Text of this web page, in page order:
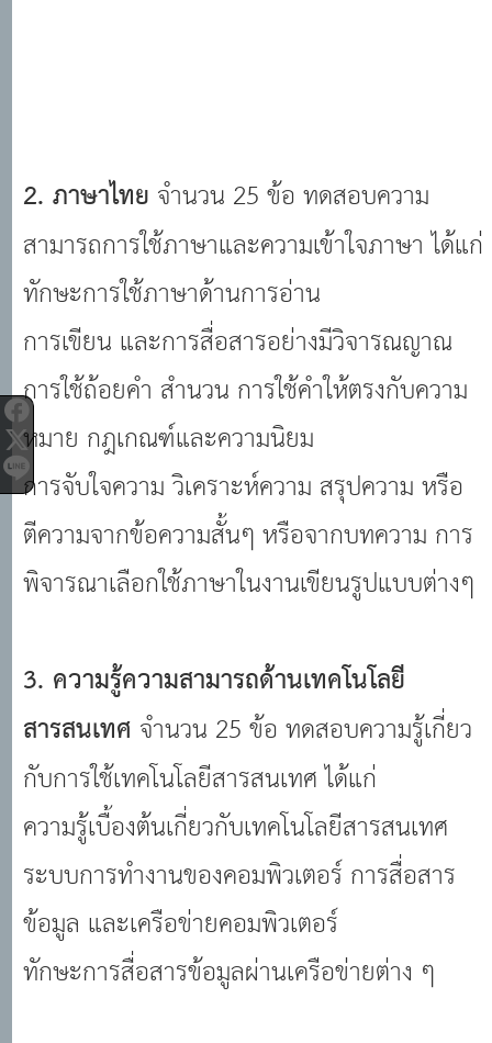
2. ภาษาไทย จำนวน 25 ข้อ ทดสอบความ
สามารถการใช้ภาษาและความเข้าใจภาษา ได้แก่
ทักษะการใช้ภาษาด้านการอ่าน
การเขียน และการสื่อสารอย่างมีวิจารณญาณ
การใช้ถ้อยคำ สำนวน การใช้คำให้ตรงกับความ
หมาย กฎเกณฑ์และความนิยม
การจับใจความ วิเคราะห์ความ สรุปความ หรือ
ตีความจากข้อความสั้นๆ หรือจากบทความ การ
พิจารณาเลือกใช้ภาษาในงานเขียนรูปแบบต่างๆ
3. ความรู้ความสามารถด้านเทคโนโลยี
สารสนเทศ จำนวน 25 ข้อ ทดสอบความรู้เกี่ยว
กับการใช้เทคโนโลยีสารสนเทศ ได้แก่
ความรู้เบื้องต้นเกี่ยวกับเทคโนโลยีสารสนเทศ
ระบบการทำงานของคอมพิวเตอร์ การสื่อสาร
ข้อมูล และเครือข่ายคอมพิวเตอร์
ทักษะการสื่อสารข้อมูลผ่านเครือข่ายต่าง ๆ